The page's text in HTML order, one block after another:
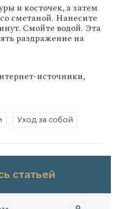
и косточек, а затем
сметаной. Нанесите
Смойте водой. Эта
раздражение на
источники,
Уход за собой
статьей